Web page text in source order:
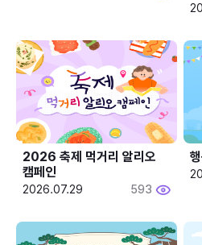
2026 축제 먹거리 알리오
캠페인
2026.07.29 593